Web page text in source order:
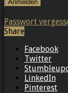
Passwort
Share
Facebook
Twitter
LinkedIn
Pinterest